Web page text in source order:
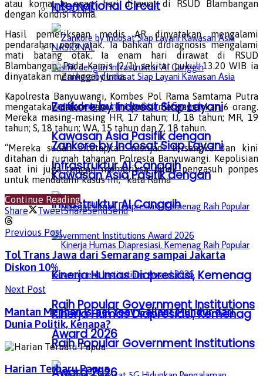
NASIONAL
Zankore by Indosat Siap Layani
Kawasan Asia Pasifik dengan
Infrastruktur AI Canggih
Kinerja Humas Diapresiasi, Kemenag
Raih Popular Government Institutions
Award 2026
International Circuit
NASIONAL
Zankore by Indosat Siap Layani
Kawasan Asia Pasifik dengan
Infrastruktur AI Canggih
Kinerja Humas Diapresiasi, Kemenag
Raih Popular Government Institutions
Award 2026
atau koma. Ia enam hari dirawat di RSUD Blambangan
dengan kondisi koma.
Hasil pemeriksaan medis AR dinyatakan mengalami
pendarahan pada otak. Ia bahkan didiagnosis mengalami
mati batang otak. Ia enam hari dirawat di RSUD
Blambangan. Pada Kamis (2/1) sekitar pukul 13.20 WIB ia
dinyatakan meninggal dunia.
Kapolresta Banyuwangi, Kombes Pol Rama Samtama Putra
mengatakan dalam kasus ini polisi mengamankan 6 orang.
Mereka masing-masing HR, 17 tahun; IJ, 18 tahun; MR, 19
tahun; S, 18 tahun; WA, 15 tahun dan Z, 18 tahun.
“Mereka sudah ditetapkan menjadi tersangka dan kini
ditahan di rumah tahanan Polresta Banyuwangi. Kepolisian
saat ini juga tengah memeriksa pihak pengasuh ponpes
untuk mendalami kasus ini,” kata Rama
Continue Reading
Share
TweetShareSendSend
Previous Post
Tol Trans Jawa dari Semarang sampai Jakarta
Diskon 10%
Next Post
Mantan Menhan Israel Yoav Gallant Mundur dari
Dunia Politik, Kenapa?
Harian Terbaru Papua